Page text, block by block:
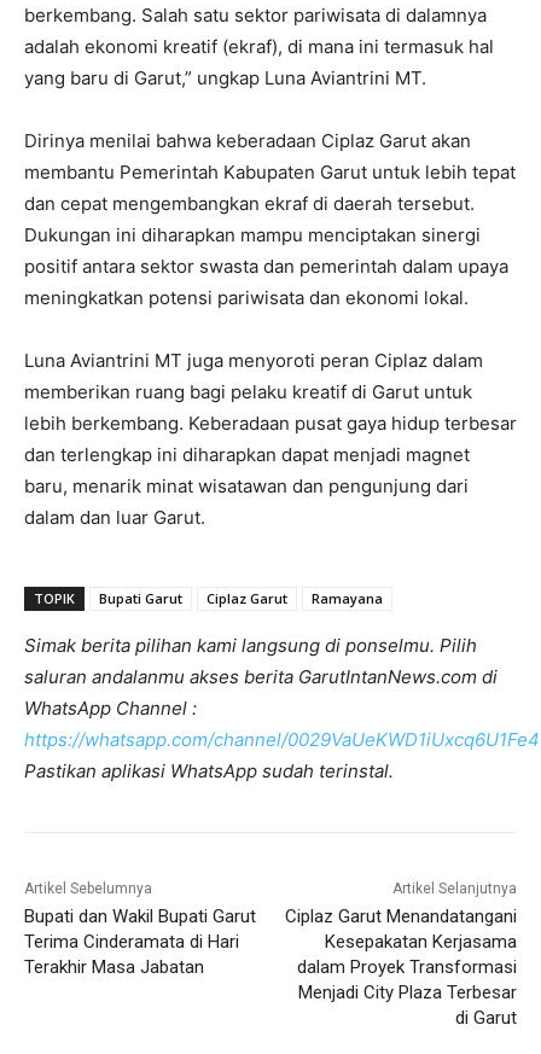
berkembang. Salah satu sektor pariwisata di dalamnya
adalah ekonomi kreatif (ekraf), di mana ini termasuk hal
yang baru di Garut,” ungkap Luna Aviantrini MT.
Dirinya menilai bahwa keberadaan Ciplaz Garut akan
membantu Pemerintah Kabupaten Garut untuk lebih tepat
dan cepat mengembangkan ekraf di daerah tersebut.
Dukungan ini diharapkan mampu menciptakan sinergi
positif antara sektor swasta dan pemerintah dalam upaya
meningkatkan potensi pariwisata dan ekonomi lokal.
Luna Aviantrini MT juga menyoroti peran Ciplaz dalam
memberikan ruang bagi pelaku kreatif di Garut untuk
lebih berkembang. Keberadaan pusat gaya hidup terbesar
dan terlengkap ini diharapkan dapat menjadi magnet
baru, menarik minat wisatawan dan pengunjung dari
dalam dan luar Garut.
TOPIK Bupati Garut Ciplaz Garut Ramayana
Simak berita pilihan kami langsung di ponselmu. Pilih
saluran andalanmu akses berita GarutIntanNews.com di
WhatsApp Channel :
https://whatsapp.com/channel/
Pastikan aplikasi WhatsApp sudah terinstal.
Artikel Sebelumnya
Bupati dan Wakil Bupati Garut
Terima Cinderamata di Hari
Terakhir Masa Jabatan
Artikel Selanjutnya
Ciplaz Garut Menandatangani
Kesepakatan Kerjasama
dalam Proyek Transformasi
Menjadi City Plaza Terbesar
di Garut